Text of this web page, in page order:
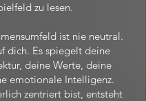
zu lesen.
ist nie neutral.
dich. Es spiegelt deine
deine Werte, deine
emotionale Intelligenz.
zentriert bist, entsteht